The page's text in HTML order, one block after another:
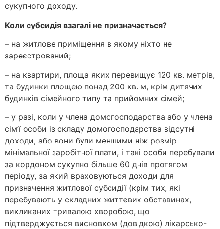
сукупного доходу.
Коли субсидія взагалі не призначається?
– на житлове приміщення в якому ніхто не
зареєстрований;
– на квартири, площа яких перевищує 120 кв. метрів,
та будинки площею понад 200 кв. м, крім дитячих
будинків сімейного типу та прийомних сімей;
– у разі, коли у члена домогосподарства або у члена
сім’ї особи із складу домогосподарства відсутні
доходи, або вони були меншими ніж розмір
мінімальної заробітної плати, і такі особи перебували
за кордоном сукупно більше 60 днів протягом
періоду, за який враховуються доходи для
призначення житлової субсидії (крім тих, які
перебувають у складних життєвих обставинах,
викликаних тривалою хворобою, що
підтверджується висновком (довідкою) лікарсько-